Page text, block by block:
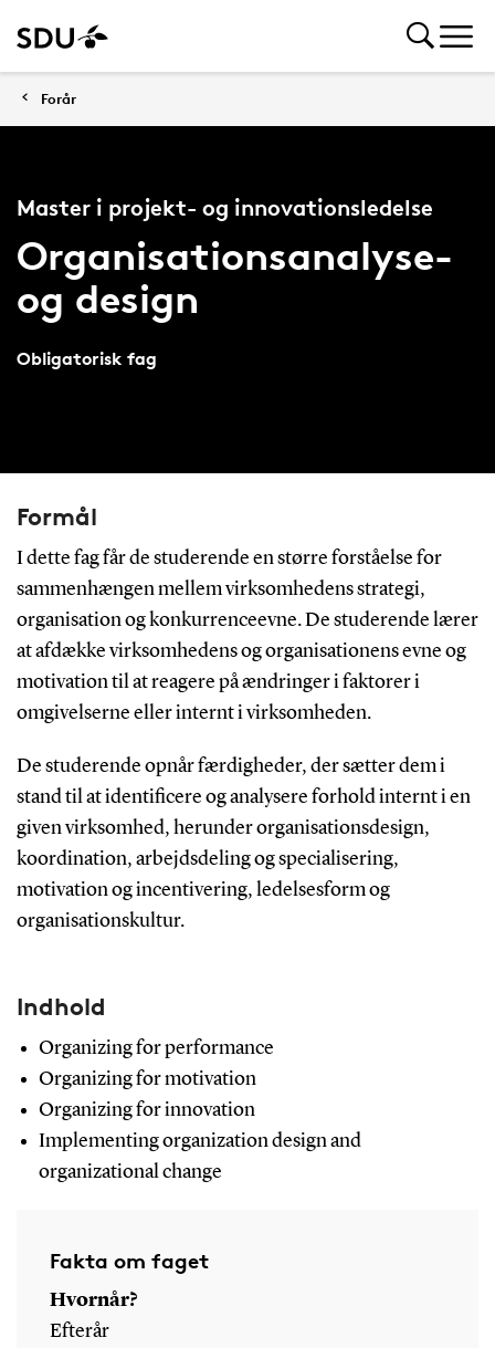
Forår
Master i projekt- og innovationsledelse
Organisationsanalyse-
og design
Obligatorisk fag
Formål
I dette fag får de studerende en større forståelse for
sammenhængen mellem virksomhedens strategi,
organisation og konkurrenceevne. De studerende lærer
at afdække virksomhedens og organisationens evne og
motivation til at reagere på ændringer i faktorer i
omgivelserne eller internt i virksomheden.
De studerende opnår færdigheder, der sætter dem i
stand til at identificere og analysere forhold internt i en
given virksomhed, herunder organisationsdesign,
koordination, arbejdsdeling og specialisering,
motivation og incentivering, ledelsesform og
organisationskultur.
Indhold
Organizing for performance
Organizing for motivation
Organizing for innovation
Implementing organization design and
organizational change
Fakta om faget
Hvornår?
Efterår